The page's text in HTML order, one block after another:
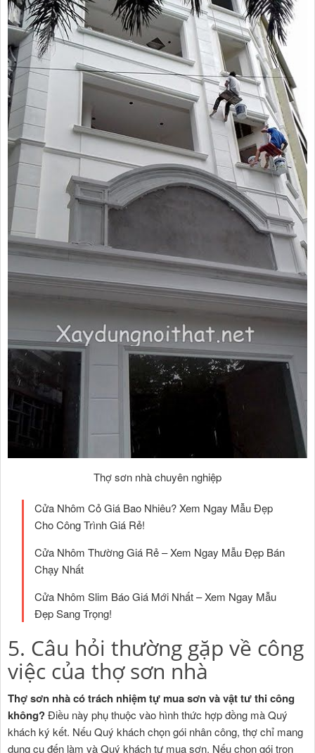
Thợ sơn nhà chuyên nghiệp
Cửa Nhôm Cỏ Giá Bao Nhiêu? Xem Ngay Mẫu Đẹp
Cho Công Trình Giá Rẻ!
Cửa Nhôm Thường Giá Rẻ – Xem Ngay Mẫu Đẹp Bán
Chạy Nhất
Cửa Nhôm Slim Báo Giá Mới Nhất – Xem Ngay Mẫu
Đẹp Sang Trọng!
5. Câu hỏi thường gặp về công
việc của thợ sơn nhà
Thợ sơn nhà có trách nhiệm tự mua sơn và vật tư thi công
không?Điều này phụ thuộc vào hình thức hợp đồng mà Quý
khách ký kết. Nếu Quý khách chọn gói nhân công, thợ chỉ mang
dụng cụ đến làm và Quý khách tự mua sơn. Nếu chọn gói trọn